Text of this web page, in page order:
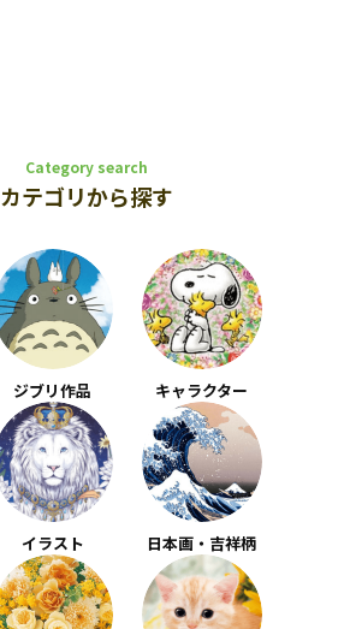
Category search
カテゴリから探す
ジブリ作品 キャラクター
イラスト 日本画・吉祥柄